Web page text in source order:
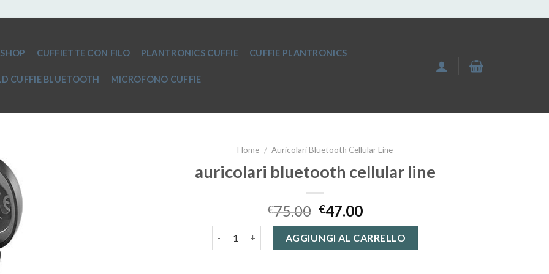
SHOP CUFFIETTE CON FILO PLANTRONICS CUFFIE CUFFIE PLANTRONICS
CUFFIE BLUETOOTH MICROFONO CUFFIE
Home / Auricolari Bluetooth Cellular Line
auricolari bluetooth cellular line
€75.00 €47.00
AGGIUNGI AL CARRELLO